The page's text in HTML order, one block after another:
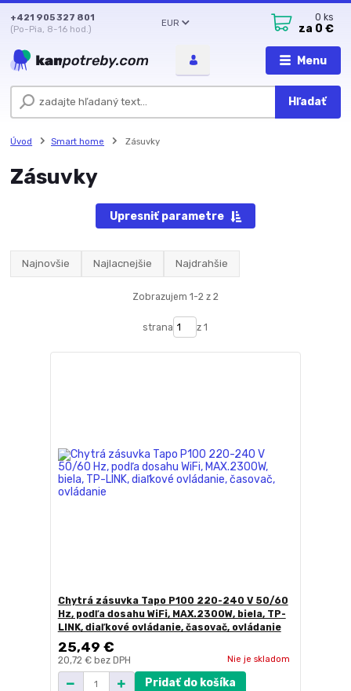
Menu
EUR
Hľadať
+421 905 327 801
(Po-Pia, 8-16 hod.)
0 ks
za 0 €
Úvod Smart home Zásuvky
Zásuvky
Upresniť parametre
Najnovšie Najlacnejšie Najdrahšie
Zobrazujem 1-2 z 2
strana z 1
Chytrá zásuvka Tapo P100 220-240 V 50/60
Hz, podľa dosahu WiFi, MAX.2300W, biela, TP-
LINK, diaľkové ovládanie, časovač, ovládanie
25,49 €
20,72 € bez DPH Nie je skladom
Pridať do košíka